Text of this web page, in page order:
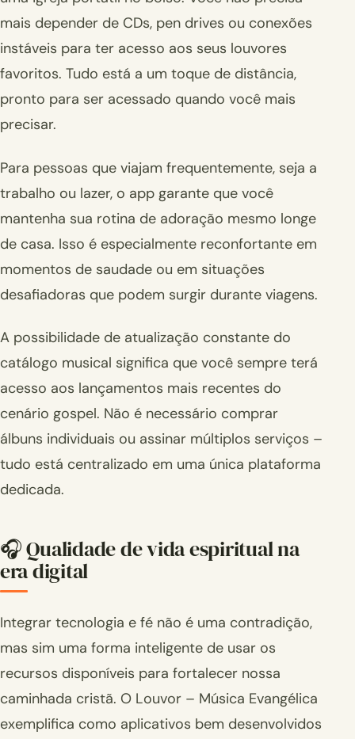
mais depender de CDs, pen drives ou conexões
instáveis para ter acesso aos seus louvores
favoritos. Tudo está a um toque de distância,
pronto para ser acessado quando você mais
precisar.
Para pessoas que viajam frequentemente, seja a
trabalho ou lazer, o app garante que você
mantenha sua rotina de adoração mesmo longe
de casa. Isso é especialmente reconfortante em
momentos de saudade ou em situações
desafiadoras que podem surgir durante viagens.
A possibilidade de atualização constante do
catálogo musical significa que você sempre terá
acesso aos lançamentos mais recentes do
cenário gospel. Não é necessário comprar
álbuns individuais ou assinar múltiplos serviços –
tudo está centralizado em uma única plataforma
dedicada.
🎧 Qualidade de vida espiritual na
era digital
Integrar tecnologia e fé não é uma contradição,
mas sim uma forma inteligente de usar os
recursos disponíveis para fortalecer nossa
caminhada cristã. O Louvor – Música Evangélica
exemplifica como aplicativos bem desenvolvidos